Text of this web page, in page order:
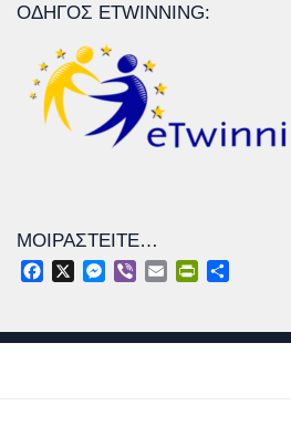
ΟΔΗΓΌΣ ETWINNING:
ΜΟΙΡΑΣΤΕΊΤΕ…
FacebookMessenger
Viber EmailPrintFriendly